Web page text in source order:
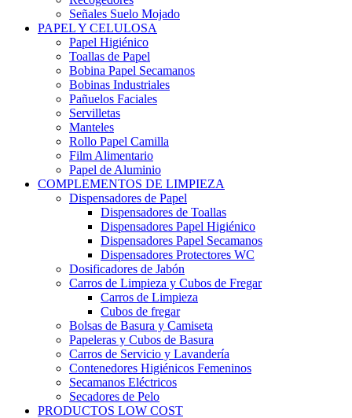
Señales Suelo Mojado
PAPEL Y CELULOSA
Papel Higiénico
Toallas de Papel
Bobina Papel Secamanos
Bobinas Industriales
Pañuelos Faciales
Servilletas
Manteles
Rollo Papel Camilla
Film Alimentario
Papel de Aluminio
COMPLEMENTOS DE LIMPIEZA
Dispensadores de Papel
Dispensadores de Toallas
Dispensadores Papel Higiénico
Dispensadores Papel Secamanos
Dispensadores Protectores WC
Dosificadores de Jabón
Carros de Limpieza y Cubos de Fregar
Carros de Limpieza
Cubos de fregar
Bolsas de Basura y Camiseta
Papeleras y Cubos de Basura
Carros de Servicio y Lavandería
Contenedores Higiénicos Femeninos
Secamanos Eléctricos
Secadores de Pelo
PRODUCTOS LOW COST